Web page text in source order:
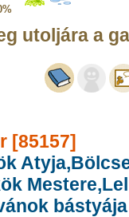
utoljára a
[85157]
bástyája